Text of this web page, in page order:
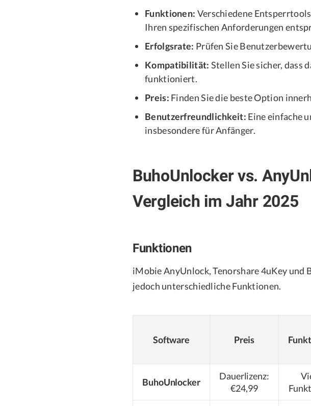
Funktionen: Verschiedene
Ihren spezifischen Anforderungen
Erfolgsrate: Prüfen Sie
Kompatibilität: Stellen Sie sicher, dass
funktioniert.
Preis: Finden Sie die beste Option
Benutzerfreundlichkeit: Eine einfache
insbesondere für Anfänger.
BuhoUnlocker vs.
Vergleich im Jahr 2025
Funktionen
iMobie AnyUnlock, Tenorshare 4uKey
jedoch unterschiedliche Funktionen.
Software Preis
BuhoUnlocker
Dauerlizenz:
€24,99